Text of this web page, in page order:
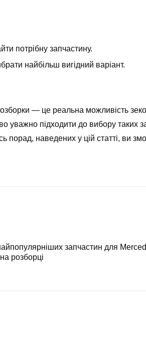
потрібну запчастину.
найбільш вигідний варіант.
— це реальна можливість
уважно підходити до вибору таких
порад, наведених у цій статті, ви
запчастин для
розборці